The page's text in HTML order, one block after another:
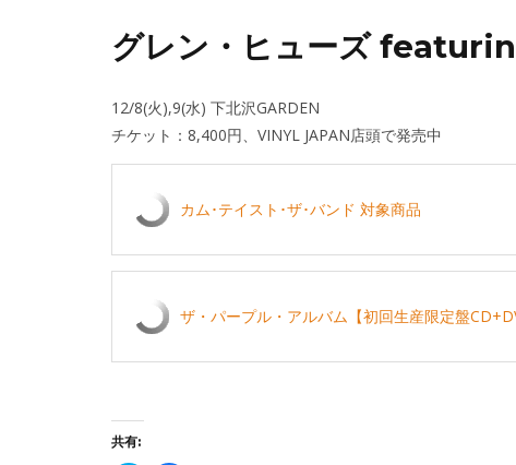
グレン・ヒューズ
12/8(火),9(水) 下北沢GARDEN
チケット：8,400円、VINYL JAPAN店頭で発売中
カム･テイスト･ザ･バンド 対象商品
ザ・パープル・アルバム【初回生産限定盤
共有: